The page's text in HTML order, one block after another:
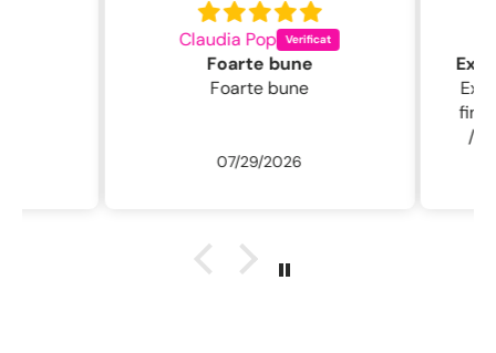
Claudia Pop
Foarte bune
Foarte bune
07/29/2026
Excelentă
fin ,
/